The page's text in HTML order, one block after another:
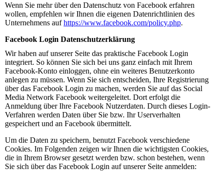
Wenn Sie mehr über den Datenschutz von Facebook erfahren
wollen, empfehlen wir Ihnen die eigenen Datenrichtlinien des
Unternehmens aufhttps://www.facebook.com/policy.php.
Facebook Login Datenschutzerklärung
Wir haben auf unserer Seite das praktische Facebook Login
integriert. So können Sie sich bei uns ganz einfach mit Ihrem
Facebook-Konto einloggen, ohne ein weiteres Benutzerkonto
anlegen zu müssen. Wenn Sie sich entscheiden, Ihre Registrierung
über das Facebook Login zu machen, werden Sie auf das Social
Media Network Facebook weitergeleitet. Dort erfolgt die
Anmeldung über Ihre Facebook Nutzerdaten. Durch dieses Login-
Verfahren werden Daten über Sie bzw. Ihr Userverhalten
gespeichert und an Facebook übermittelt.
Um die Daten zu speichern, benutzt Facebook verschiedene
Cookies. Im Folgenden zeigen wir Ihnen die wichtigsten Cookies,
die in Ihrem Browser gesetzt werden bzw. schon bestehen, wenn
Sie sich über das Facebook Login auf unserer Seite anmelden: